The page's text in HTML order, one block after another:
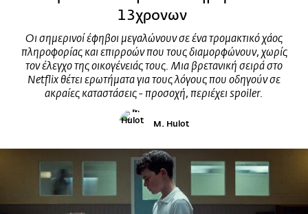
13χρονων
Οι σημερινοί έφηβοι μεγαλώνουν σε ένα τρομακτικό χάος
πληροφορίας και επιρροών που τους διαμορφώνουν, χωρίς
τον έλεγχο της οικογένειάς τους. Μια βρετανική σειρά στο
Netflix θέτει ερωτήματα για τους λόγους που οδηγούν σε
ακραίες καταστάσεις - προσοχή, περιέχει spoiler.
M. Hulot